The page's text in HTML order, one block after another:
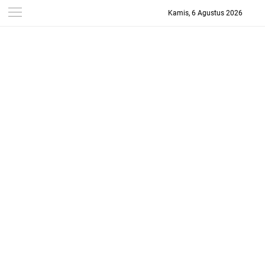
Kamis, 6 Agustus 2026